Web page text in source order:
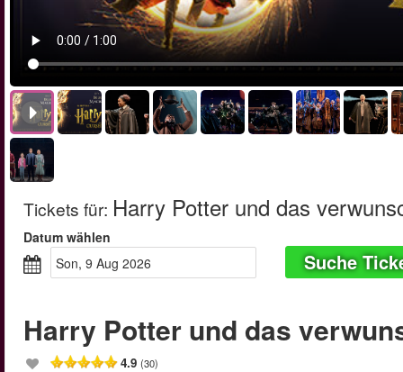
Tickets für: Harry Potter und das
Datum wählen
Son, 9 Aug 2026
Suche
Harry Potter und das
4.9 (30)